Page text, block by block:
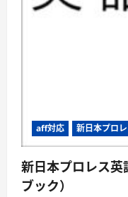
aff対応 新日本プロ
新日本プロレス英
ブック）